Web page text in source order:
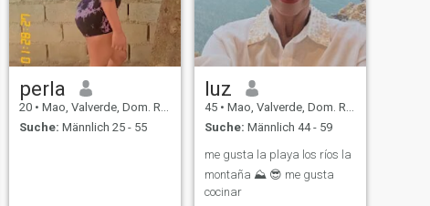
perla
20 • Mao, Valverde, Dom. Rep.
Suche: Männlich 25 - 55
luz
45 • Mao, Valverde, Dom. Rep.
Suche: Männlich 44 - 59
me gusta la playa los ríos la
montaña ⛰️ 😎 me gusta
cocinar